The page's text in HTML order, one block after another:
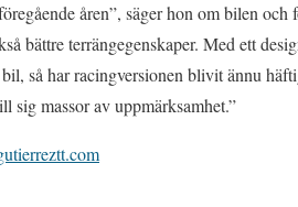
åren”, säger hon om bilen och
bättre terrängegenskaper. Med ett
så har racingversionen blivit ännu
sig massor av uppmärksamhet.”